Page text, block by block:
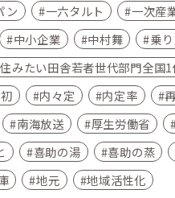
ン 一六タルト
一次産
中小企業 中村舞
乗
住みたい田舎若者世代部門全国1
内々定 内定率
南海放送 厚生労働省
喜助の湯 喜助の蒸
地元 地域活性化